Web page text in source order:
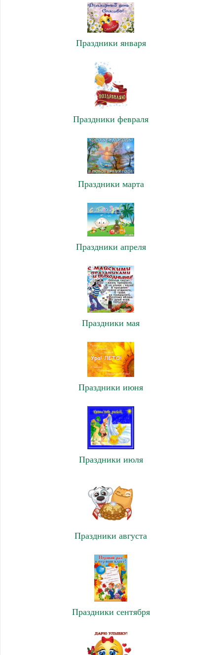
Праздники января
Праздники февраля
Праздники марта
Праздники апреля
Праздники мая
Праздники июня
Праздники июля
Праздники августа
Праздники сентября